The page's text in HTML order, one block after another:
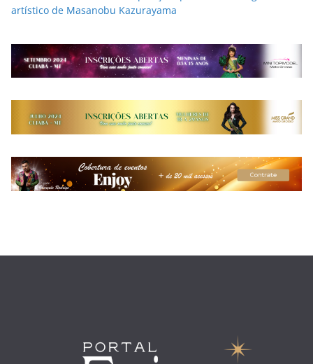
artístico de Masanobu Kazurayama